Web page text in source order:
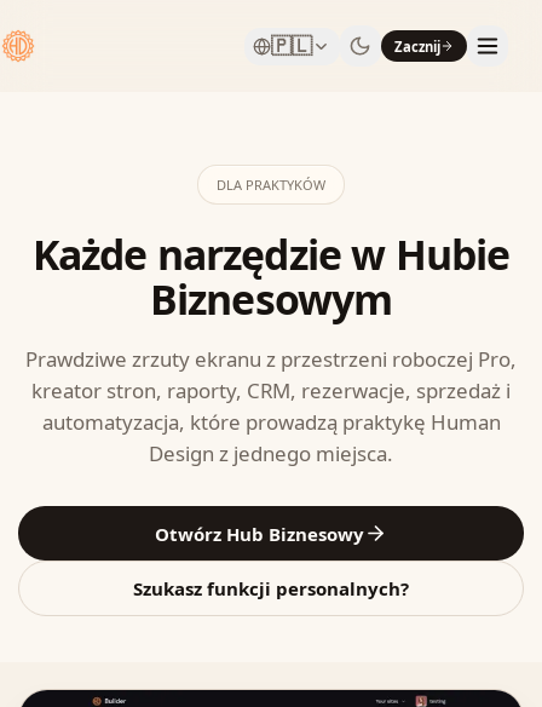
🇵🇱 Zacznij
DLA PRAKTYKÓW
Każde narzędzie w Hubie
Biznesowym
Prawdziwe zrzuty ekranu z przestrzeni roboczej Pro,
kreator stron, raporty, CRM, rezerwacje, sprzedaż i
automatyzacja, które prowadzą praktykę Human
Design z jednego miejsca.
Otwórz Hub Biznesowy
Szukasz funkcji personalnych?